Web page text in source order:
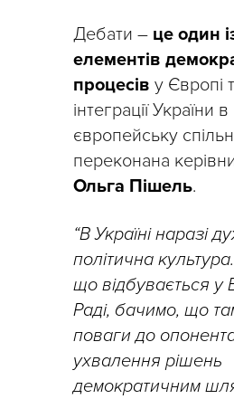
Дебати – це один
елементів
процесів у Європі
інтеграції України в
європейську
переконана
Ольга Пішель.
“В Україні наразі
політична
що відбувається у
Раді, бачимо, що
поваги до
ухвалення рішень
демократичним